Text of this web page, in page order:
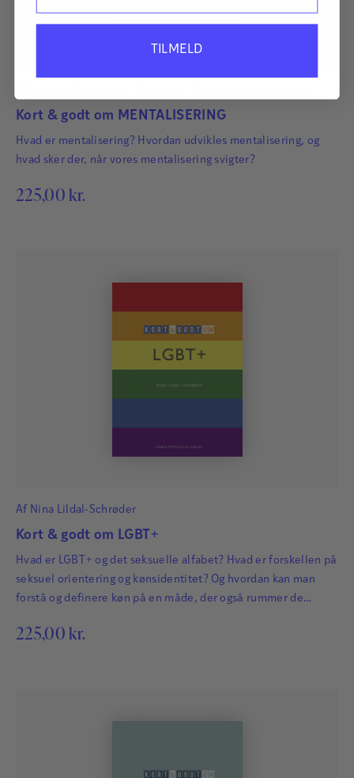
Karterud
Kort & godt om MENTALISERING
Hvad er mentalisering? Hvordan udvikles mentalisering, og
hvad sker der, når vores mentalisering svigter?
225,00 kr.
Af Nina Lildal-Schrøder
Kort & godt om LGBT+
Hvad er LGBT+ og det seksuelle alfabet? Hvad er forskellen på
seksuel orientering og kønsidentitet? Og hvordan kan man
forstå og definere køn på en måde, der også rummer de
kvinde, han eller hun?
225,00 kr.
TILMELD